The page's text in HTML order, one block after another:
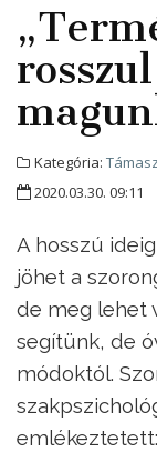
Kategória: Támasz
2020.03.30. 09:11
A hosszú
jöhet a
de meg lehet
segítünk, de
módoktól.